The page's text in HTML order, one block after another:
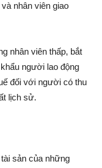
nhân viên giao
nhân viên thấp, bắ‌t
người lao độn‌g
đối với người có thu
lịch sử.
sả‌n của những